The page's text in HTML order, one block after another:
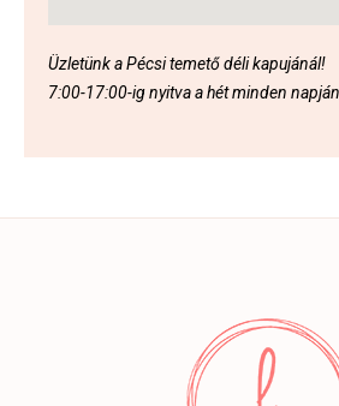
Üzletünk a Pécsi temető déli kapujánál!
7:00-17:00-ig nyitva a hét minden